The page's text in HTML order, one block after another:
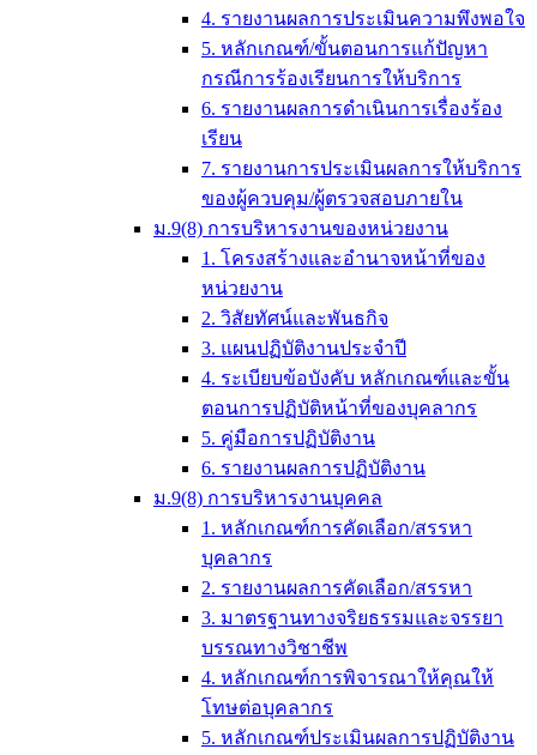
4. รายงานผลการประเมินความพึงพอใจ
5. หลักเกณฑ์/ขั้นตอนการแก้ปัญหา
กรณีการร้องเรียนการให้บริการ
6. รายงานผลการดำเนินการเรื่องร้อง
เรียน
7. รายงานการประเมินผลการให้บริการ
ของผู้ควบคุม/ผู้ตรวจสอบภายใน
ม.9(8) การบริหารงานของหน่วยงาน
1. โครงสร้างและอำนาจหน้าที่ของ
หน่วยงาน
2. วิสัยทัศน์และพันธกิจ
3. แผนปฏิบัติงานประจำปี
4. ระเบียบข้อบังคับ หลักเกณฑ์และขั้น
ตอนการปฏิบัติหน้าที่ของบุคลากร
5. คู่มือการปฏิบัติงาน
6. รายงานผลการปฏิบัติงาน
ม.9(8) การบริหารงานบุคคล
1. หลักเกณฑ์การคัดเลือก/สรรหา
บุคลากร
2. รายงานผลการคัดเลือก/สรรหา
3. มาตรฐานทางจริยธรรมและจรรยา
บรรณทางวิชาชีพ
4. หลักเกณฑ์การพิจารณาให้คุณให้
โทษต่อบุคลากร
5. หลักเกณฑ์ประเมินผลการปฏิบัติงาน